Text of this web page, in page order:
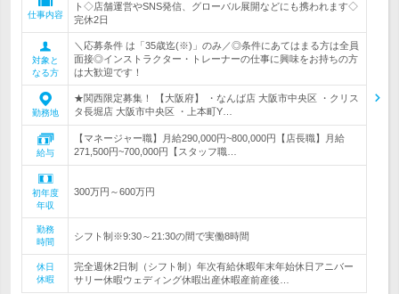
仕事内容
ト◇店舗運営やSNS発信、グローバル展開などにも携われます◇
完休2日
対象と
なる方
＼応募条件 は「35歳迄(※)」のみ／◎条件にあてはまる方は全員
面接◎インストラクター・トレーナーの仕事に興味をお持ちの方
は大歓迎です！
勤務地
★関西限定募集！ 【大阪府】 ・なんば店 大阪市中央区 ・クリス
タ長堀店 大阪市中央区 ・上本町Y…
給与
【マネージャー職】月給290,000円~800,000円【店長職】月給
271,500円~700,000円【スタッフ職…
初年度
年収
300万円～600万円
勤務
時間
シフト制※9:30～21:30の間で実働8時間
休日
休暇
完全週休2日制（シフト制）年次有給休暇年末年始休日アニバー
サリー休暇ウェディング休暇出産休暇産前産後…